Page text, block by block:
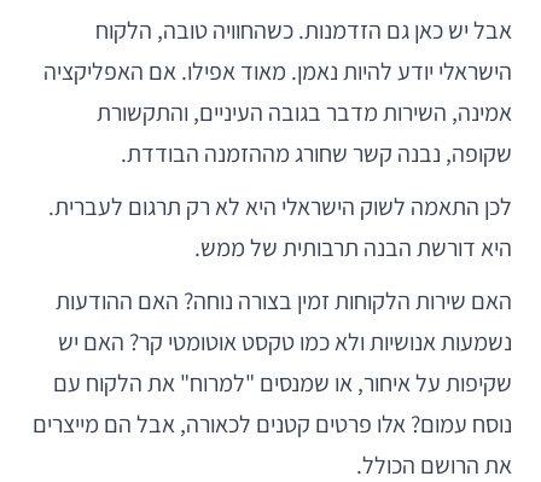
אבל יש כאן גם הזדמנות. כשהחוויה טובה, הלקוח
הישראלי יודע להיות נאמן. מאוד אפילו. אם האפליקציה
אמינה, השירות מדבר בגובה העיניים, והתקשורת
שקופה, נבנה קשר שחורג מההזמנה הבודדת.
לכן התאמה לשוק הישראלי היא לא רק תרגום לעברית.
היא דורשת הבנה תרבותית של ממש.
האם שירות הלקוחות זמין בצורה נוחה? האם ההודעות
נשמעות אנושיות ולא כמו טקסט אוטומטי קר? האם יש
שקיפות על איחור, או שמנסים "למרוח" את הלקוח עם
נוסח עמום? אלו פרטים קטנים לכאורה, אבל הם מייצרים
את הרושם הכולל.